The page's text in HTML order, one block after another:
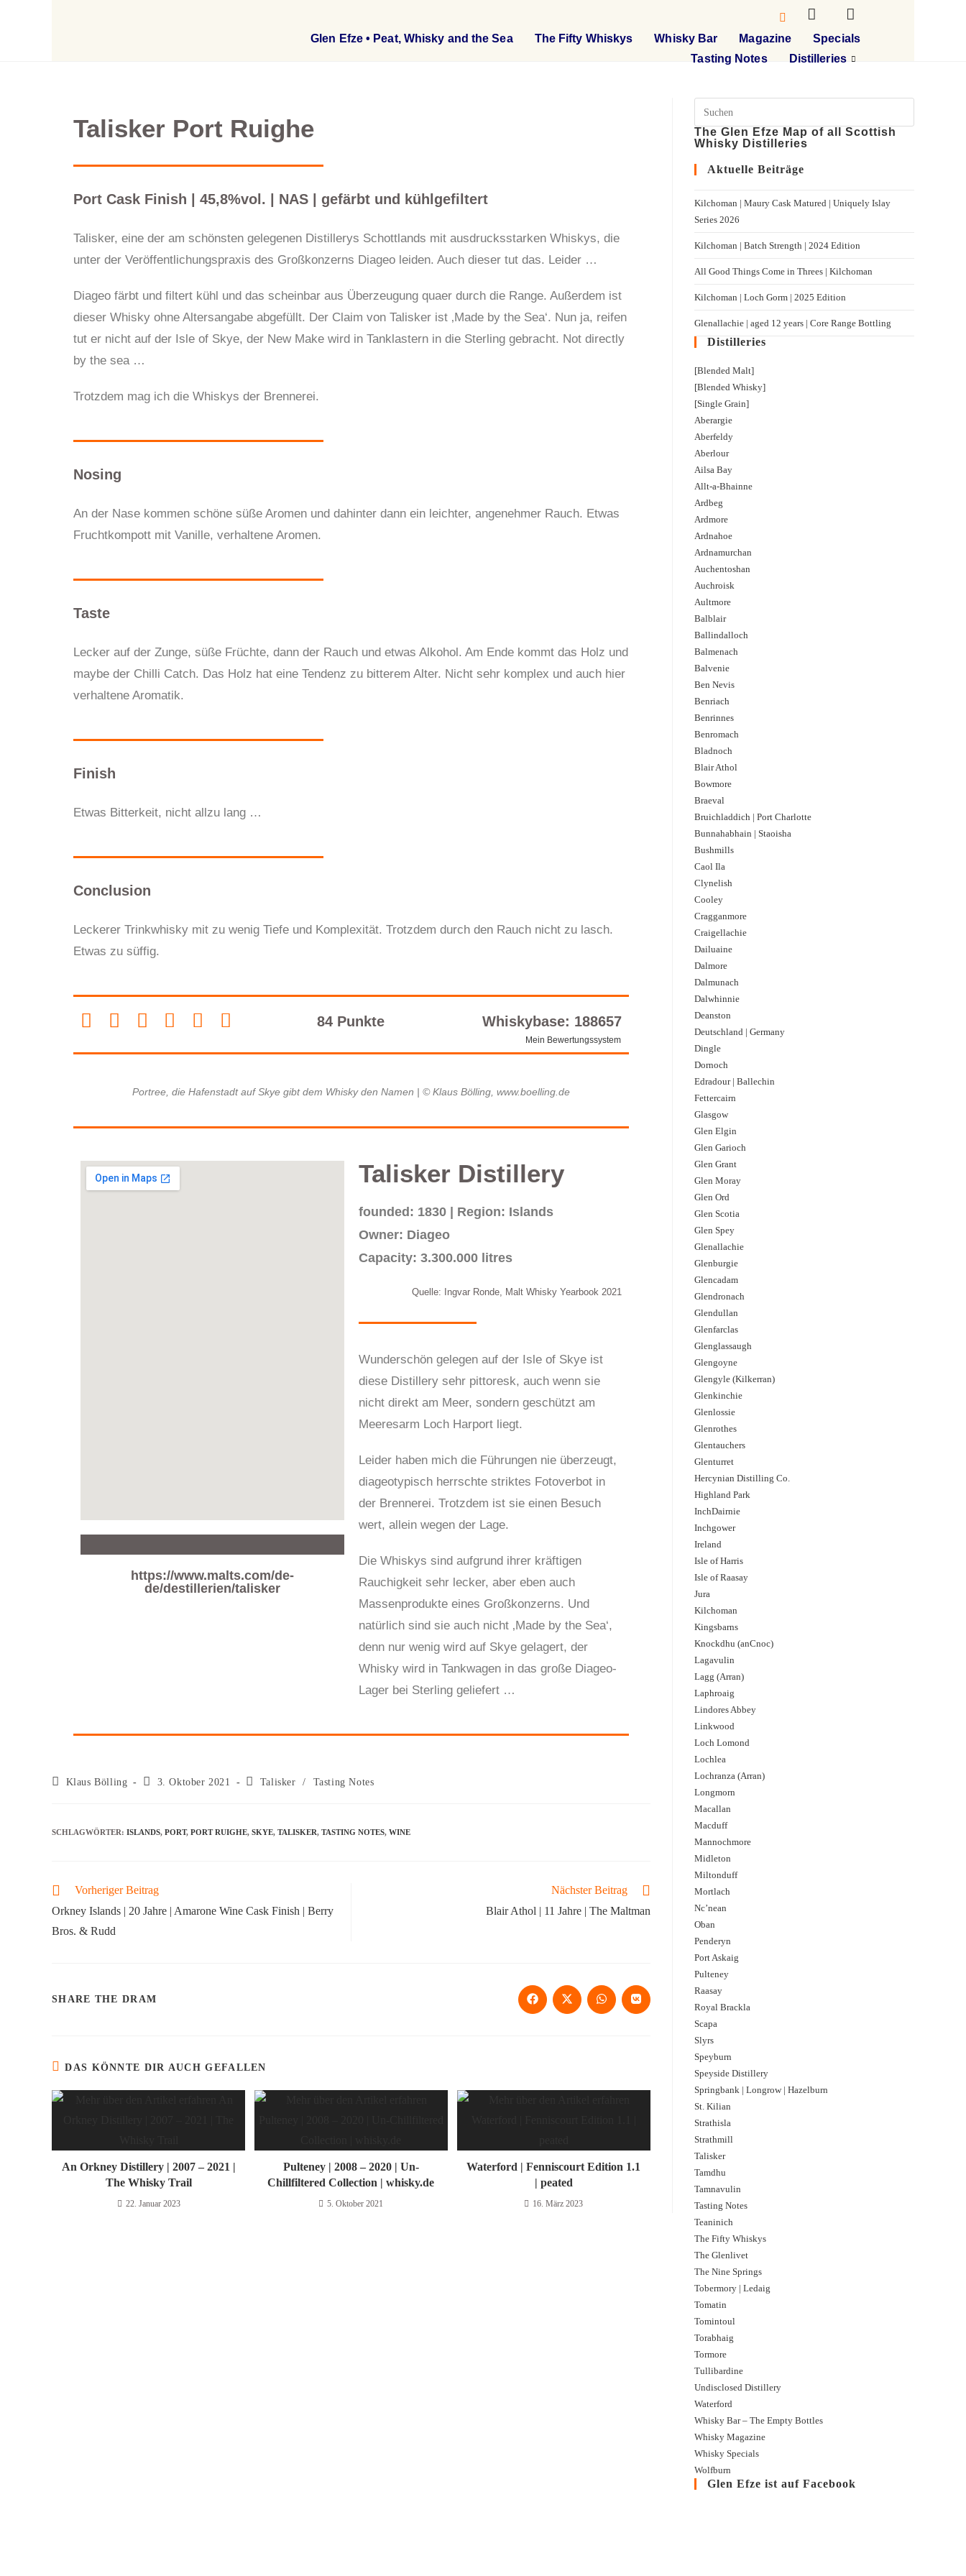
Glen Efze • Peat, Whisky and the Sea The Fifty Whiskys Whisky Bar Magazine
Specials
Tasting Notes
Distilleries
Talisker Port Ruighe
Port Cask Finish | 45,8%vol. | NAS | gefärbt und kühlgefiltert
Talisker, eine der am schönsten gelegenen Distillerys Schottlands mit ausdrucksstarken Whiskys, die
unter der Veröffentlichungspraxis des Großkonzerns Diageo leiden. Auch dieser tut das. Leider …
Diageo färbt und filtert kühl und das scheinbar aus Überzeugung quaer durch die Range. Außerdem ist
dieser Whisky ohne Altersangabe abgefüllt. Der Claim von Talisker ist ‚Made by the Sea‘. Nun ja, reifen
tut er nicht auf der Isle of Skye, der New Make wird in Tanklastern in die Sterling gebracht. Not directly
by the sea …
Trotzdem mag ich die Whiskys der Brennerei.
Nosing
An der Nase kommen schöne süße Aromen und dahinter dann ein leichter, angenehmer Rauch. Etwas
Fruchtkompott mit Vanille, verhaltene Aromen.
Taste
Lecker auf der Zunge, süße Früchte, dann der Rauch und etwas Alkohol. Am Ende kommt das Holz und
maybe der Chilli Catch. Das Holz hat eine Tendenz zu bitterem Alter. Nicht sehr komplex und auch hier
verhaltene Aromatik.
Finish
Etwas Bitterkeit, nicht allzu lang …
Conclusion
Leckerer Trinkwhisky mit zu wenig Tiefe und Komplexität. Trotzdem durch den Rauch nicht zu lasch.
Etwas zu süffig.
84 Punkte Whiskybase: 188657
Mein Bewertungssystem
Portree, die Hafenstadt auf Skye gibt dem Whisky den Namen | © Klaus Bölling, www.boelling.de
https://www.malts.com/de-
de/destillerien/talisker
Talisker Distillery
founded: 1830 | Region: Islands
Owner: Diageo
Capacity: 3.300.000 litres
Quelle: Ingvar Ronde, Malt Whisky Yearbook 2021
Wunderschön gelegen auf der Isle of Skye ist
diese Distillery sehr pittoresk, auch wenn sie
nicht direkt am Meer, sondern geschützt am
Meeresarm Loch Harport liegt.
Leider haben mich die Führungen nie überzeugt,
diageotypisch herrschte striktes Fotoverbot in
der Brennerei. Trotzdem ist sie einen Besuch
wert, allein wegen der Lage.
Die Whiskys sind aufgrund ihrer kräftigen
Rauchigkeit sehr lecker, aber eben auch
Massenprodukte eines Großkonzerns. Und
natürlich sind sie auch nicht ‚Made by the Sea‘,
denn nur wenig wird auf Skye gelagert, der
Whisky wird in Tankwagen in das große Diageo-
Lager bei Sterling geliefert …
Klaus Bölling 3. Oktober 2021 Talisker / Tasting Notes
SCHLAGWÖRTER: ISLANDS, PORT, PORT RUIGHE, SKYE, TALISKER, TASTING NOTES, WINE
Vorheriger Beitrag
Orkney Islands | 20 Jahre | Amarone Wine Cask Finish | Berry
Bros. & Rudd
Nächster Beitrag
Blair Athol | 11 Jahre | The Maltman
SHARE THE DRAM
DAS KÖNNTE DIR AUCH GEFALLEN
An Orkney Distillery | 2007 – 2021 |
The Whisky Trail
22. Januar 2023
Pulteney | 2008 – 2020 | Un-
Chillfiltered Collection | whisky.de
5. Oktober 2021
Waterford | Fenniscourt Edition 1.1
| peated
16. März 2023
The Glen Efze Map of all Scottish
Whisky Distilleries
Aktuelle Beiträge
Kilchoman | Maury Cask Matured | Uniquely Islay
Series 2026
Kilchoman | Batch Strength | 2024 Edition
All Good Things Come in Threes | Kilchoman
Kilchoman | Loch Gorm​ | 2025 Edition
Glenallachie | aged 12 years | Core Range Bottling
Distilleries
[Blended Malt]
[Blended Whisky]
[Single Grain]
Aberargie
Aberfeldy
Aberlour
Ailsa Bay
Allt-a-Bhainne
Ardbeg
Ardmore
Ardnahoe
Ardnamurchan
Auchentoshan
Auchroisk
Aultmore
Balblair
Ballindalloch
Balmenach
Balvenie
Ben Nevis
Benriach
Benrinnes
Benromach
Bladnoch
Blair Athol
Bowmore
Braeval
Bruichladdich | Port Charlotte
Bunnahabhain | Staoisha
Bushmills
Caol Ila
Clynelish
Cooley
Cragganmore
Craigellachie
Dailuaine
Dalmore​
Dalmunach
Dalwhinnie
Deanston
Deutschland | Germany
Dingle
Dornoch
Edradour | Ballechin
Fettercairn
Glasgow
Glen Elgin
Glen Garioch
Glen Grant
Glen Moray
Glen Ord
Glen Scotia
Glen Spey
Glenallachie
Glenburgie
Glencadam
Glendronach
Glendullan
Glenfarclas
Glenglassaugh
Glengoyne
Glengyle (Kilkerran)
Glenkinchie
Glenlossie
Glenrothes
Glentauchers
Glenturret
Hercynian Distilling Co.
Highland Park
InchDairnie
Inchgower
Ireland
Isle of Harris
Isle of Raasay
Jura
Kilchoman
Kingsbarns
Knockdhu (anCnoc)
Lagavulin
Lagg (Arran)
Laphroaig
Lindores Abbey
Linkwood
Loch Lomond
Lochlea
Lochranza (Arran)
Longmorn
Macallan
Macduff
Mannochmore
Midleton
Miltonduff
Mortlach
Nc’nean
Oban
Penderyn
Port Askaig
Pulteney
Raasay
Royal Brackla
Scapa
Slyrs
Speyburn
Speyside Distillery
Springbank | Longrow | Hazelburn
St. Kilian
Strathisla
Strathmill
Talisker
Tamdhu
Tamnavulin
Tasting Notes
Teaninich
The Fifty Whiskys
The Glenlivet
The Nine Springs
Tobermory | Ledaig
Tomatin
Tomintoul
Torabhaig
Tormore
Tullibardine
Undisclosed Distillery
Waterford
Whisky Bar – The Empty Bottles
Whisky Magazine
Whisky Specials
Wolfburn
Glen Efze ist auf Facebook